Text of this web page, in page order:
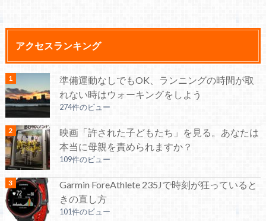
アクセスランキング
準備運動なしでもOK、ランニングの時間が取
れない時はウォーキングをしよう
274件のビュー
映画「許された子どもたち」を見る。あなたは
本当に母親を責められますか？
109件のビュー
Garmin ForeAthlete 235Jで時刻が狂っていると
きの直し方
101件のビュー